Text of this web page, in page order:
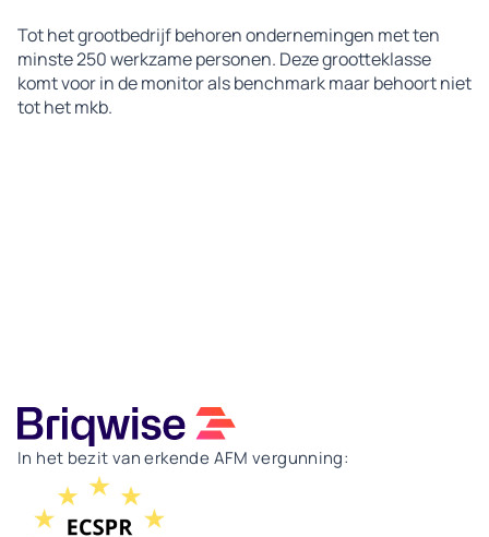
Tot het grootbedrijf behoren ondernemingen met ten
minste 250 werkzame personen. Deze grootteklasse
komt voor in de monitor als benchmark maar behoort niet
tot het mkb.
In het bezit van erkende AFM vergunning: